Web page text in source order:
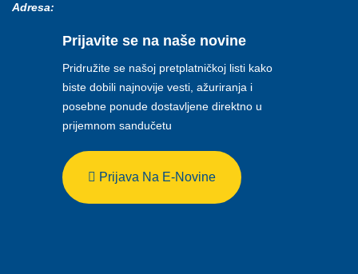
Adresa:
Prijavite se na naše novine
Pridružite se našoj pretplatničkoj listi kako
biste dobili najnovije vesti, ažuriranja i
posebne ponude dostavljene direktno u
prijemnom sandučetu
Prijava Na E-Novine